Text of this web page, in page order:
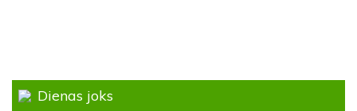
Dienas joks